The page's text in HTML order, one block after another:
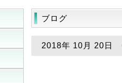
ブログ
2018年 10月 20日